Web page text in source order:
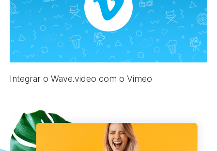
Integrar o Wave.video com o Vimeo